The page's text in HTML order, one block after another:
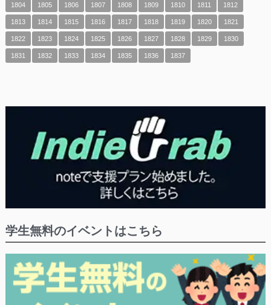
1804 1805 1806 1807 1808 1809 1810 1811 1812
1813 1814 1815 1816 1817 1818 1819 1820 1821
1822 1823 1824 1825 1826 1827 1828 1829 1830
1831 1832 1833 1834 1835 1836 1837
学生無料のイベントはこちら